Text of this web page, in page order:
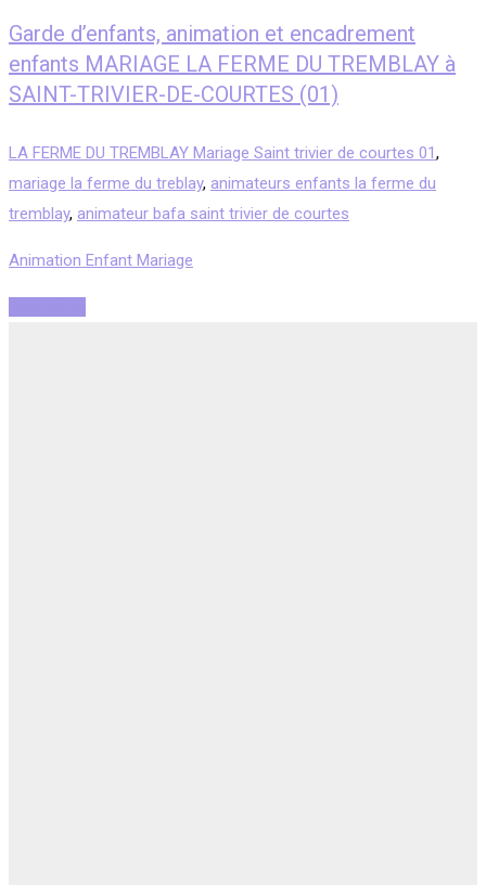
Garde d’enfants, animation et encadrement
enfants MARIAGE LA FERME DU TREMBLAY à
SAINT-TRIVIER-DE-COURTES (01)
LA FERME DU TREMBLAY Mariage Saint trivier de courtes 01,
mariage la ferme du treblay, animateurs enfants la ferme du
tremblay, animateur bafa saint trivier de courtes
Animation Enfant Mariage